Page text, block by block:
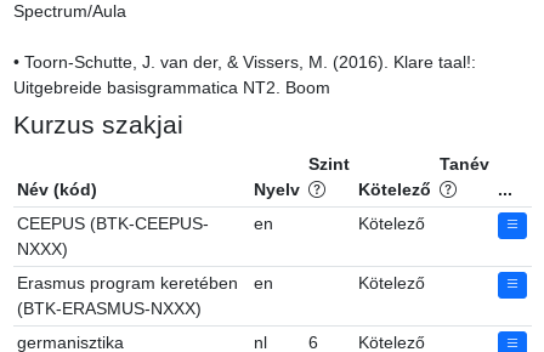
Spectrum/Aula
• Toorn-Schutte, J. van der, & Vissers, M. (2016). Klare taal!:
Uitgebreide basisgrammatica NT2. Boom
Kurzus szakjai
Név (kód) Nyelv
Szint
Kötelező
Tanév
...
CEEPUS (BTK-CEEPUS-
NXXX)
en Kötelező
Erasmus program keretében
(BTK-ERASMUS-NXXX)
en Kötelező
germanisztika nl 6 Kötelező